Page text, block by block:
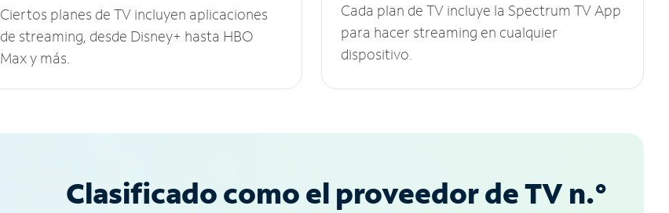
Ciertos planes de TV incluyen aplicaciones
de streaming, desde Disney+ hasta HBO
Max y más.
Cada plan de TV incluye la Spectrum TV App
para hacer streaming en cualquier
dispositivo.
Clasificado como el proveedor de TV n.°